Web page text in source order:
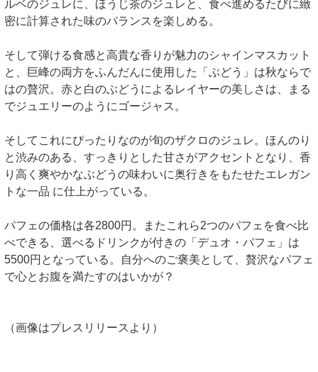
ルベのジュレに、ほうじ茶のジュレと、食べ進めるたびに緻
密に計算された味のバランスを楽しめる。
そして弾ける食感と高貴な香りが魅力のシャインマスカット
と、巨峰の両方をふんだんに使用した「ぶどう」は秋ならで
はの贅沢。赤と白のぶどうによるレイヤーの美しさは、まる
でジュエリーのようにゴージャス。
そしてこれにぴったりなのが旬のザクロのジュレ。ほんのり
と渋みのある、すっきりとした甘さがアクセントとなり、香
り高く爽やかなぶどうの味わいに奥行きをもたせたエレガン
トな一品 に仕上がっている。
パフェの価格は各2800円。またこれら2つのパフェを食べ比
べできる、選べるドリンクが付きの「デュオ・パフェ」は
5500円となっている。自分へのご褒美として、贅沢なパフェ
で心とお腹を満たすのはいかが？
（画像はプレスリリースより）